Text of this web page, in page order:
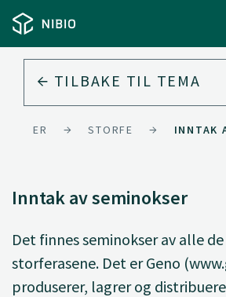
TILBAKE TIL TEMA
STORFE INNTAK
Inntak av seminokser
Det finnes seminokser av alle
storferasene. Det er Geno
produserer, lagrer og